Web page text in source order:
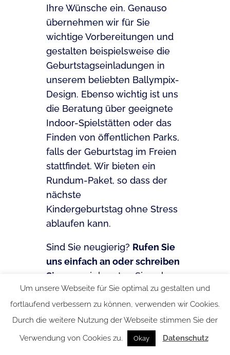
Ihre Wünsche ein. Genauso
übernehmen wir für Sie
wichtige Vorbereitungen und
gestalten beispielsweise die
Geburtstagseinladungen in
unserem beliebten Ballympix-
Design. Ebenso wichtig ist uns
die Beratung über geeignete
Indoor-Spielstätten oder das
Finden von öffentlichen Parks,
falls der Geburtstag im Freien
stattfindet. Wir bieten ein
Rundum-Paket, so dass der
nächste
Kindergeburtstag ohne Stress
ablaufen kann.
Sind Sie neugierig? Rufen Sie
uns einfach an oder schreiben
Sie uns,
wir beraten Sie sehr
gerne, welches Paket am
besten zu Ihnen passt:
Matthias Heymann
Mobil:0162 79 45 303
Um unsere Webseite für Sie optimal zu gestalten und
fortlaufend verbessern zu können, verwenden wir Cookies.
Durch die weitere Nutzung der Webseite stimmen Sie der
Verwendung von Cookies zu.
Okay Datenschutz